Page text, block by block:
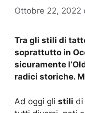
Ottobre 22, 2022
Tra gli stili di
soprattutto in
sicuramente
radici storiche.
Ad oggi gli stili di